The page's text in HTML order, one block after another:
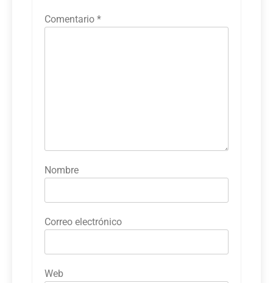
Comentario *
Nombre
Correo electrónico
Web